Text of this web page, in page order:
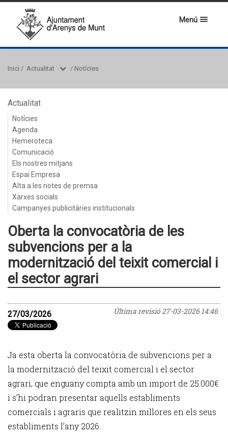
Menú
Inici / Actualitat / Notícies
Actualitat
Notícies
Agenda
Hemeroteca
Comunicació
Els nostres mitjans
Espai Empresa
Alta a les notes de premsa
Xarxes socials
Campanyes publicitàries institucionals
Oberta la convocatòria de les
subvencions per a la
modernització del teixit comercial i
el sector agrari
Última revisió27-03-2026 14:46
27/03/2026
Ja esta oberta la convocatòria de subvencions per a
la modernització del teixit comercial i el sector
agrari, que enguany compta amb un import de 25.000€
i s’hi podran presentar aquells establiments
comercials i agraris que realitzin millores en els seus
establiments l’any 2026.